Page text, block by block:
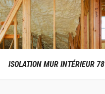
ISOLATION MUR INTÉRIEUR 78